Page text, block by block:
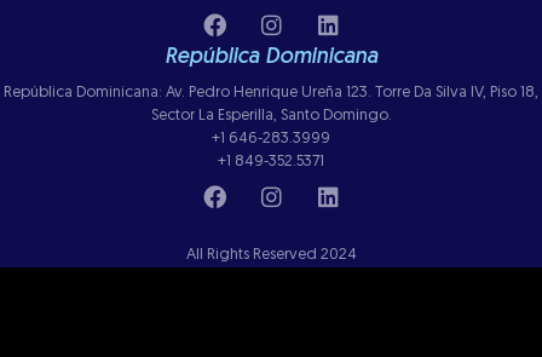
República Dominicana
República Dominicana: Av. Pedro Henrique Ureña 123. Torre Da Silva IV, Piso 18,
Sector La Esperilla, Santo Domingo.
+1 646-283.3999
+1 849-352.5371
All Rights Reserved 2024